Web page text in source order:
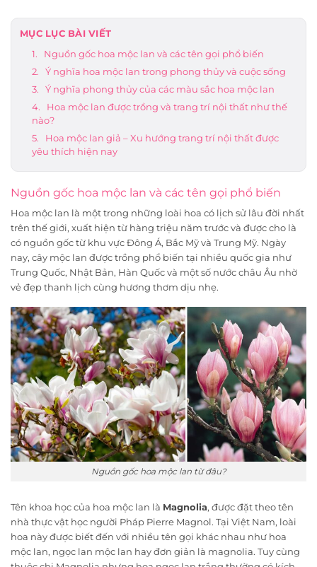
MỤC LỤC BÀI VIẾT
Nguồn gốc hoa mộc lan và các tên gọi phổ biến
Ý nghĩa hoa mộc lan trong phong thủy và cuộc sống
Ý nghĩa phong thủy của các màu sắc hoa mộc lan
Hoa mộc lan được trồng và trang trí nội thất như thế
nào?
Hoa mộc lan giả – Xu hướng trang trí nội thất được
yêu thích hiện nay
Nguồn gốc hoa mộc lan và các tên gọi phổ biến
Hoa mộc lan là một trong những loài hoa có lịch sử lâu đời nhất
trên thế giới, xuất hiện từ hàng triệu năm trước và được cho là
có nguồn gốc từ khu vực Đông Á, Bắc Mỹ và Trung Mỹ. Ngày
nay, cây mộc lan được trồng phổ biến tại nhiều quốc gia như
Trung Quốc, Nhật Bản, Hàn Quốc và một số nước châu Âu nhờ
vẻ đẹp thanh lịch cùng hương thơm dịu nhẹ.
Nguồn gốc hoa mộc lan từ đâu?
Tên khoa học của hoa mộc lan là Magnolia, được đặt theo tên
nhà thực vật học người Pháp Pierre Magnol. Tại Việt Nam, loài
hoa này được biết đến với nhiều tên gọi khác nhau như hoa
mộc lan, ngọc lan mộc lan hay đơn giản là magnolia. Tuy cùng